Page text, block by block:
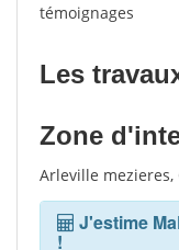
témoignages
Les
Zone
Arleville